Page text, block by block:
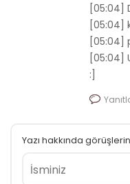
[05:04]
[05:04]
[05:04]
[05:04]
:]
Yazı hakkında